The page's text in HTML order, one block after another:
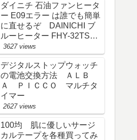
ダイニチ 石油ファンヒータ
ー E09エラー は誰でも簡単
に直せるぞ DAINICHI ブ
ルーヒーター FHY-32TS6
(FW-325S)
3627 views
デジタルストップウォッチ
の電池交換方法 ＡＬＢ
Ａ ＰＩＣＣＯ マルチタ
イマー
2627 views
100均 肌に優しいサージ
カルテープを各種買ってみ